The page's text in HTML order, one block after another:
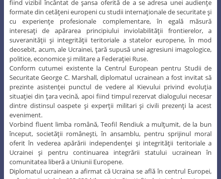
fiind vizibil încântat de şansa oferită de a se adresa unei audienţe
formate din cetăţeni europeni cu studii internaţionale de securitate şi
cu experienţe profesionale complementare, în egală măsură
interesaţi de apărarea principiului inviolabilităţii frontierelor, a
suveranităţii şi integrităţii teritoriale a statelor europene, în mod
deosebit, acum, ale Ucrainei, ţară supusă unei agresiuni imagologice,
politice, economice şi militare a Federaţiei Ruse.
Conform cutumei existente la Centrul European pentru Studii de
Securitate George C. Marshall, diplomatul ucrainean a fost invitat să
prezinte asistenţei punctul de vedere al Kievului privind evoluţia
situaţiei din ţara vecină, apoi fiind timpul rezervat dialogului necesar
dintre distinsul oaspete şi experţii militari şi civili prezenţi la acest
eveniment.
Vorbind fluent limba română, Teofil Rendiuk a mulţumit, de la bun
început, societăţii româneşti, în ansamblu, pentru sprijinul moral
oferit în vederea apărării independenţei şi integrităţii teritoriale a
Ucrainei şi pentru continuarea integrării statului ucrainean în
comunitatea liberă a Uniunii Europene.
Diplomatul ucrainean a afirmat că Ucraina se află în centrul Europei,